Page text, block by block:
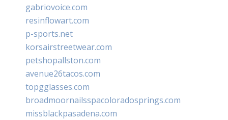
gabriovoice.com
resinflowart.com
p-sports.net
korsairstreetwear.com
petshopallston.com
avenue26tacos.com
topgglasses.com
broadmoornailsspacoloradosprings.com
missblackpasadena.com